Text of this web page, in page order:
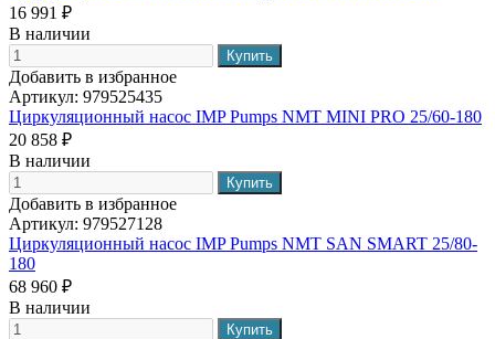
16 991 ₽
В наличии
Добавить в избранное
Артикул: 979525435
Циркуляционный насос IMP Pumps NMT MINI PRO 25/60-180
20 858 ₽
В наличии
Добавить в избранное
Артикул: 979527128
Циркуляционный насос IMP Pumps NMT SAN SMART 25/80-
180
68 960 ₽
В наличии